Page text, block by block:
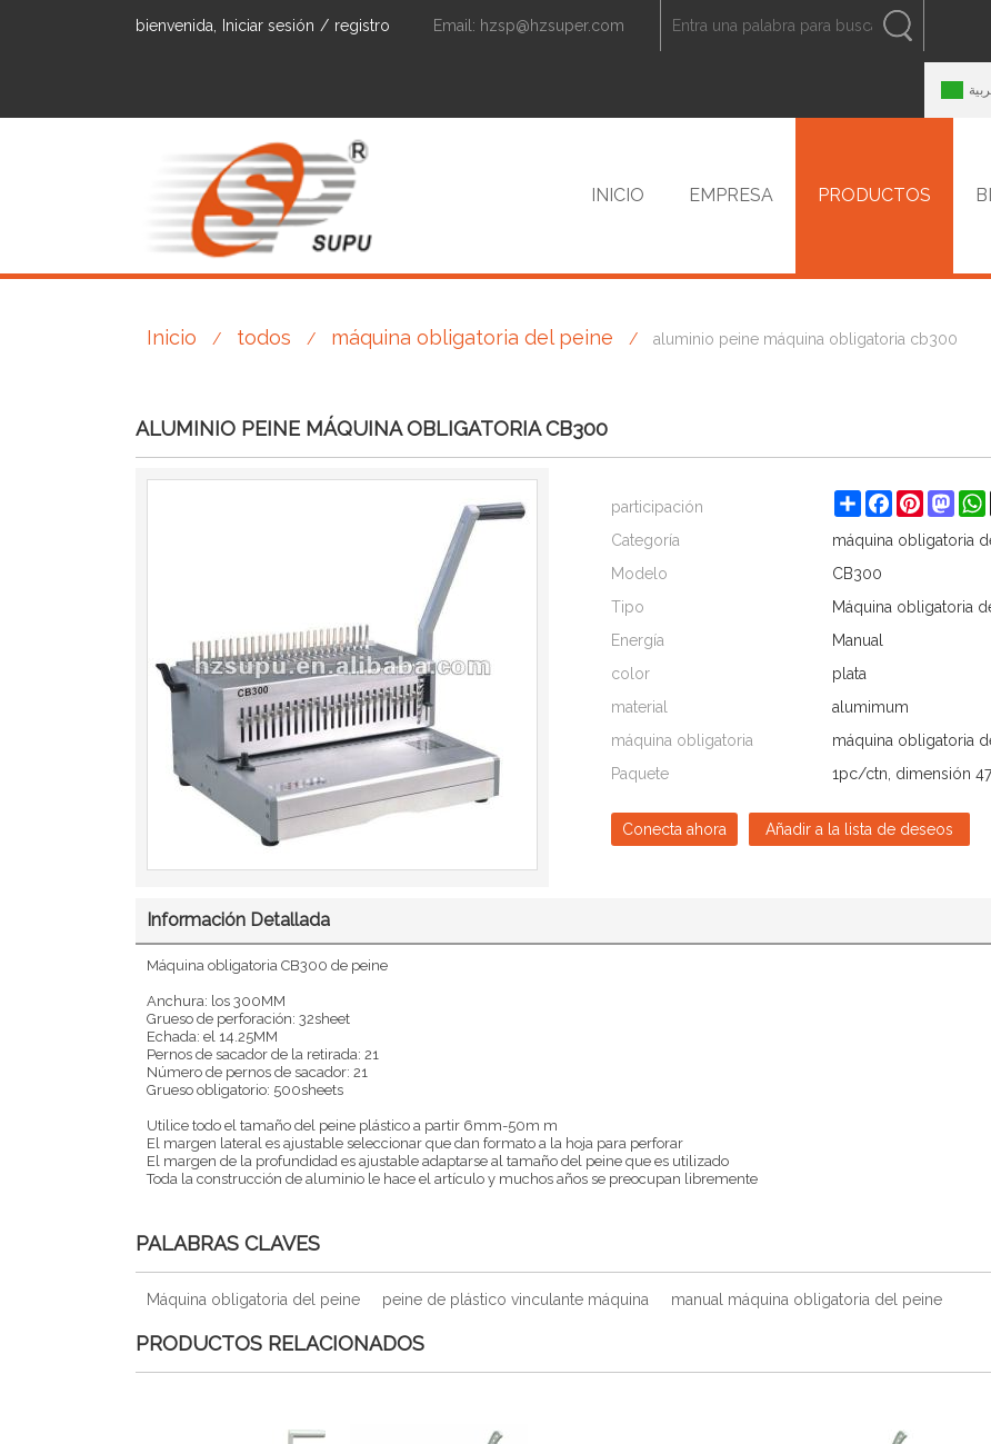
bienvenida, Iniciar sesión / registro Email: hzsp@hzsuper.com ESPAÑOL
INICIO EMPRESA PRODUCTOS
CONTACTO
Inicio / todos / máquina obligatoria del peine / aluminio peine máquina obligatoria cb300
ALUMINIO PEINE MÁQUINA OBLIGATORIA CB300
participación ShareFacebook
Pinterest
Categoría
máquina obligatoria
Modelo
CB300
Tipo
Máquina obligatoria
Energía
Manual
color
plata
material
alumimum
máquina obligatoria
máquina obligatoria
Paquete
1pc/ctn, dimensión
Conecta ahora Añadir a la lista de deseos
Información Detallada
Máquina obligatoria CB300 de peine
Anchura: los 300MM
Grueso de perforación: 32sheet
Echada: el 14.25MM
Pernos de sacador de la retirada: 21
Número de pernos de sacador: 21
Grueso obligatorio: 500sheets
Utilice todo el tamaño del peine plástico a partir 6mm-50m m
El margen lateral es ajustable seleccionar que dan formato a la hoja para perforar
El margen de la profundidad es ajustable adaptarse al tamaño del peine que es utilizado
Toda la construcción de aluminio le hace el artículo y muchos años se preocupan libremente
PALABRAS CLAVES
Máquina obligatoria del peine peine de plástico vinculante máquina manual máquina obligatoria del peine
PRODUCTOS RELACIONADOS